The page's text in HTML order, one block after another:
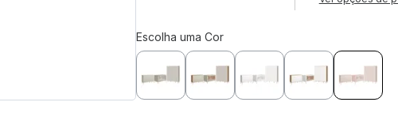
Escolha uma Cor